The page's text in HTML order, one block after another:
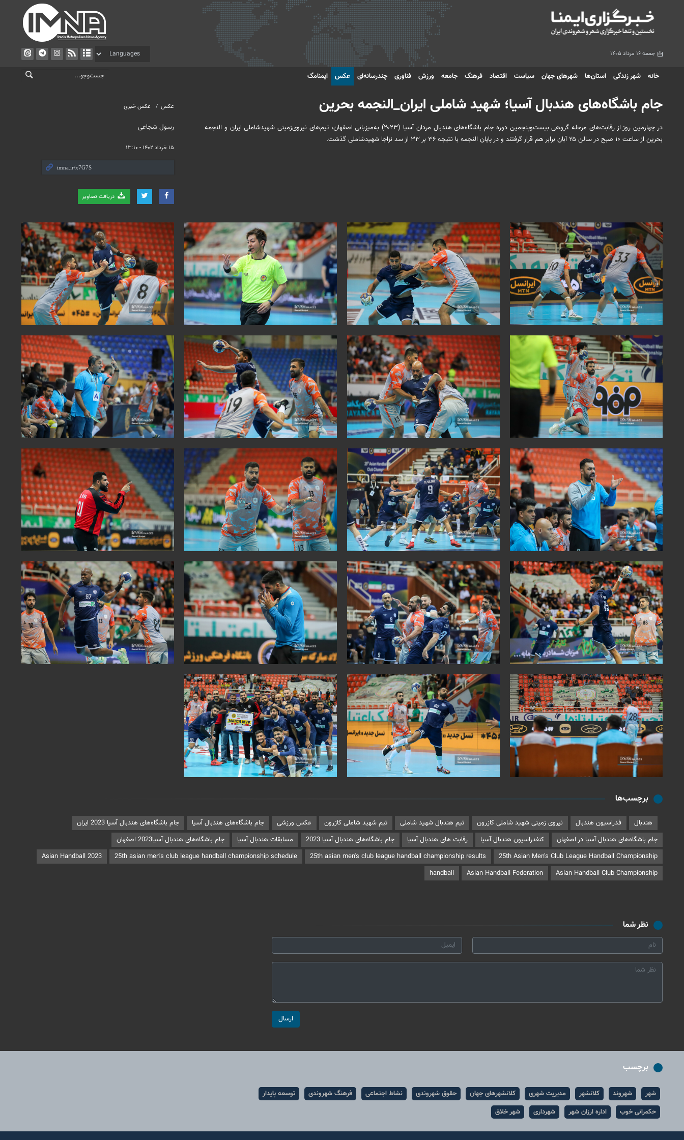
جمعه ۱۶ مرداد ۱۴۰۵
خانه شهر زندگی استان‌ها شهرهای جهان سیاست اقتصاد فرهنگ جامعه ورزش فناوری چندرسانه‌ای عکس ایمنامگ
عکس عکس خبری
رسول شجاعی
۱۵ خرداد ۱۴۰۲ - ۱۳:۱۰
دریافت تصاویر
جام باشگاه‌های هندبال آسیا؛ شهید شاملی ایران_النجمه بحرین
در چهارمین روز از رقابت‌های مرحله گروهی بیست‌وپنجمین دوره جام باشگاه‌های هندبال مردان آسیا (۲۰۲۳) به‌میزبانی اصفهان، تیم‌های نیروی‌زمینی شهیدشاملی ایران و النجمه
بحرین از ساعت ۱۰ صبح در سالن ۲۵ آبان برابر هم قرار گرفتند و در پایان النجمه با نتیجه ۳۶ بر ۳۳ از سد نزاجا شهیدشاملی گذشت‌.
برچسب‌ها
هندبال فدراسیون هندبال نیروی زمینی شهید شاملی كازرون تیم هندبال شهید شاملی تیم شهید شاملی کازرون عکس ورزشی جام باشگاه‌های هندبال آسیا
جام باشگاه‌های هندبال آسیا 2023 ایران
جام باشگاه‌های هندبال آسیا در اصفهان
کنفدراسیون هندبال آسیا رقابت های هندبال آسیا جام باشگاه‌های هندبال آسیا 2023 مسابقات هندبال آسیا
جام باشگاه‌های هندبال آسیا2023 اصفهان
25th Asian Men's Club League Handball Championship
25th asian men's club league handball championship results
25th asian men's club league handball championship schedule
Asian Handball 2023
Asian Handball Club Championship
Asian Handball Federation
handball
نظر شما
ارسال
برچسب
شهر شهروند کلانشهر مدیریت شهری کلانشهرهای جهان حقوق شهروندی نشاط اجتماعی فرهنگ شهروندی
توسعه پایدار
حکمرانی خوب
اداره ارزان شهر شهرداری شهر خلاق